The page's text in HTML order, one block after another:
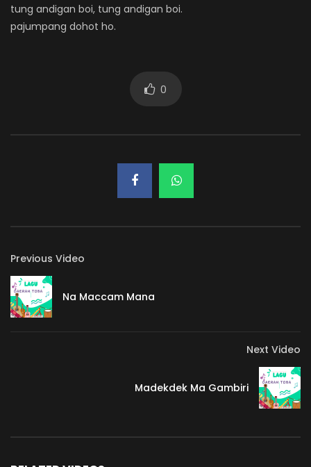
tung andigan boi, tung andigan boi.
pajumpang dohot ho.
0
Previous Video
Na Maccam Mana
Next Video
Madekdek Ma Gambiri